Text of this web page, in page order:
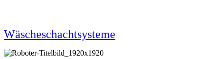
Wäscheschachtsysteme